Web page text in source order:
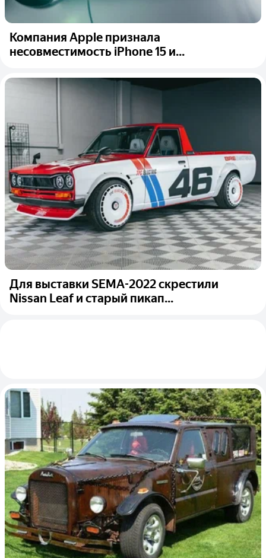
Компания Apple признала
несовместимость iPhone 15 и...
Для выставки SEMA-2022 скрестили
Nissan Leaf и старый пикап...